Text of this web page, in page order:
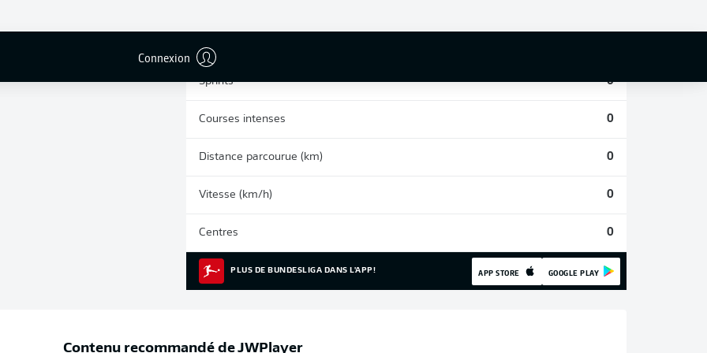
Connexion
Sprints 0
Courses intenses 0
Distance parcourue (km) 0
Vitesse (km/h) 0
Centres 0
PLUS DE BUNDESLIGA DANS L'APP! APP STORE GOOGLE PLAY
Contenu recommandé deJWPlayer